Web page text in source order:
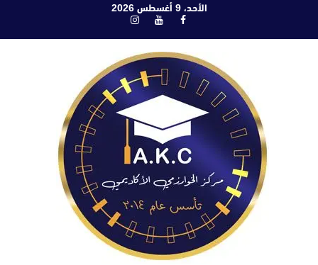
الأحد، 9 أغسطس 2026
فيسبوكيوتيوبانستغرام